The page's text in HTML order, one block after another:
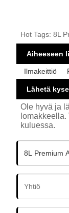
Hot Tags: 8L
Aiheeseen
Ilmakeittiö
Lähetä
Ole hyvä ja
kuluessa.